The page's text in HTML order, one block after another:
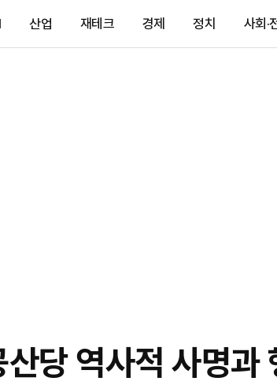
산업 재테크 경제 정치 사회·
당 역사적 사명과